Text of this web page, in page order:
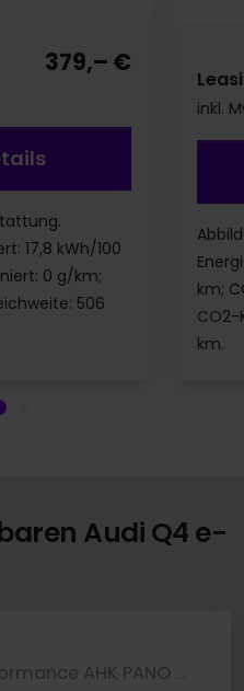
379,– €
17,8 kWh/100
0 g/km;
506
inkl.
km;
CO2-
km.
Audi Q4 e-
Q4 e-tron quattro performance AHK PANO TECH PLUS